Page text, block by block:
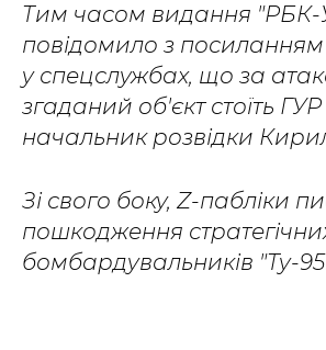
Тим часом видання "РБК-
повідомило з
у спецслужбах, що за
згаданий об'єкт стоїть
начальник розвідки
Зі свого боку, Z-пабліки
пошкодження
бомбардувальників "Ту-